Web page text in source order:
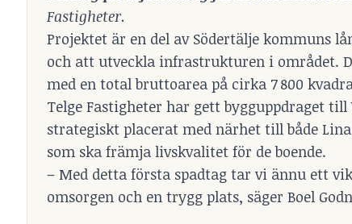
Fastigheter.
Projektet är en del av Södertälje kommuns
och att utveckla infrastrukturen i området.
med en total bruttoarea på cirka 7 800
Telge Fastigheter har gett bygguppdraget
strategiskt placerat med närhet till både
som ska främja livskvalitet för de boende.
– Med detta första spadtag tar vi ännu ett
omsorgen och en trygg plats, säger Boel